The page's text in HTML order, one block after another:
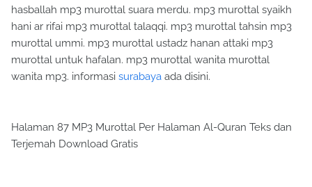
hasballah mp3 murottal suara merdu. mp3 murottal syaikh
hani ar rifai mp3 murottal talaqqi. mp3 murottal tahsin mp3
murottal ummi. mp3 murottal ustadz hanan attaki mp3
murottal untuk hafalan. mp3 murottal wanita murottal
wanita mp3. informasi surabaya ada disini.
Halaman 87 MP3 Murottal Per Halaman Al-Quran Teks dan
Terjemah Download Gratis